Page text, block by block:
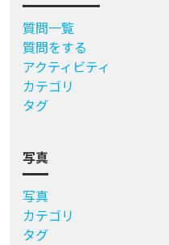
質問一覧
質問をする
アクティビティ
カテゴリ
タグ
写真
写真
カテゴリ
タグ